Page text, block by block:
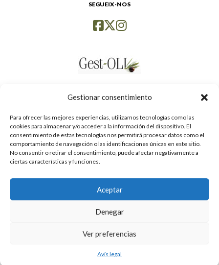
Gestionar consentimiento
Para ofrecer las mejores experiencias, utilizamos tecnologías como las
cookies para almacenar y/o acceder a la información del dispositivo. El
consentimiento de estas tecnologías nos permitirá procesar datos como el
comportamiento de navegación o las identificaciones únicas en este sitio.
No consentir o retirar el consentimiento, puede afectar negativamente a
ciertas características y funciones.
Aceptar
Denegar
Ver preferencias
Avís legal
SEGUEIX-NOS
Avís legal